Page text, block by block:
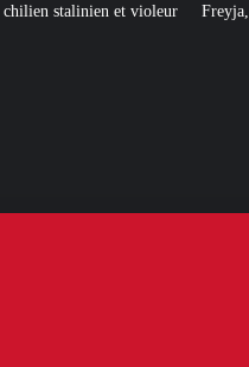
Freyja, la déesse germanique de la